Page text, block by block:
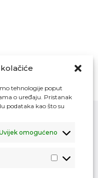
tehnologije poput
o uređaju. Pristanak
podataka kao što su
omogućeno